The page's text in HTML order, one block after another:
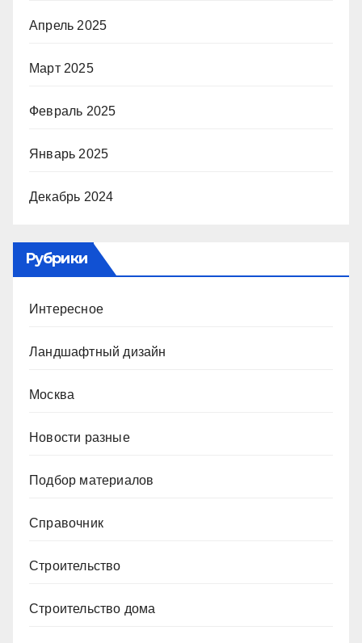
Апрель 2025
Март 2025
Февраль 2025
Январь 2025
Декабрь 2024
Рубрики
Интересное
Ландшафтный дизайн
Москва
Новости разные
Подбор материалов
Справочник
Строительство
Строительство дома